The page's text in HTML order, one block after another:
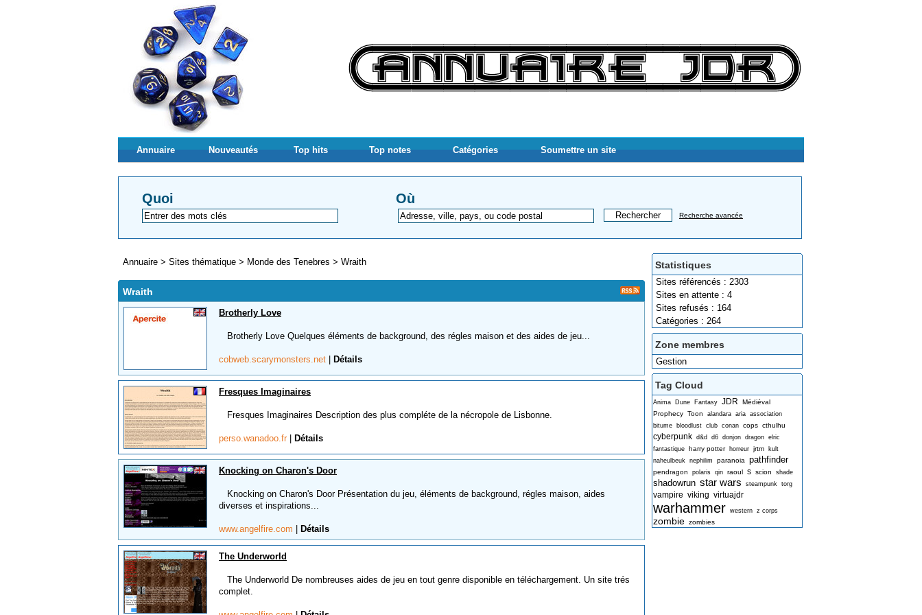
Annuaire Nouveautés Top hits Top notes Catégories Soumettre un site
Quoi Où
Recherche avancée
Statistiques
Sites référencés : 2303
Sites en attente : 4
Sites refusés : 164
Catégories : 264
Zone membres
Gestion
Tag Cloud
Anima Dune Fantasy JDR
Médiéval
Prophecy Toon alandara aria association
bitume
bloodlust club conan cops cthulhu
cyberpunk d&d d6 donjon dragon elric
fantastique harry potter horreur jrtm
kult
naheulbeuk nephilim paranoia pathfinder
pendragon polaris qin raoul s scion shade
shadowrun star wars steampunk torg
vampire viking virtuajdr
warhammer western z corps
zombie zombies
Annuaire > Sites thématique > Monde des Tenebres > Wraith
Wraith
Brotherly Love
Brotherly Love Quelques éléments de background, des régles maison et des aides de jeu...
cobweb.scarymonsters.net Détails
Fresques Imaginaires
Fresques Imaginaires Description des plus compléte de la nécropole de Lisbonne.
perso.wanadoo.fr Détails
Knocking on Charon's Door
Knocking on Charon's Door Présentation du jeu, éléments de background, régles maison, aides
diverses et inspirations...
www.angelfire.com Détails
The Underworld
The Underworld De nombreuses aides de jeu en tout genre disponible en téléchargement. Un site trés
complet.